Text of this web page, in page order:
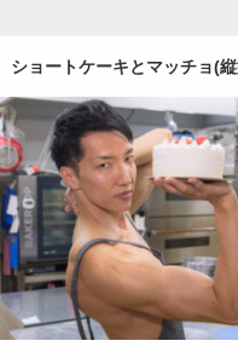
ショートケーキとマッチョ(
Update:2023.02.11
Category:ケーキ屋さんのマッ
ンジの人 AKIHITO(細マッチョ
(福岡)
ダウンロード